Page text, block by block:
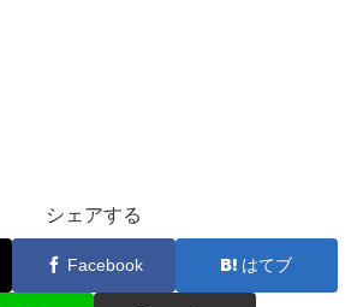
シェアする
Facebook はてブ